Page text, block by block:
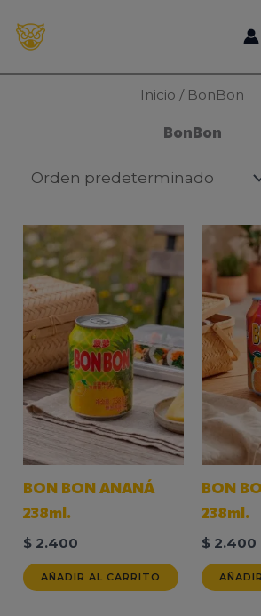
Inicio / BonBon
BonBon
BON BON ANANÁ
238ml.
$ 2.400
AÑADIR AL CARRITO
BON
238ml.
$2.400